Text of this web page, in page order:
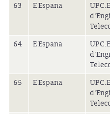
63
E Espana
64 E Espana
65 E Espana